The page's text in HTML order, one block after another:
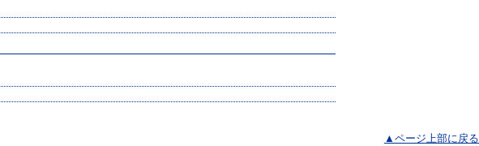
▲ページ上部に戻る